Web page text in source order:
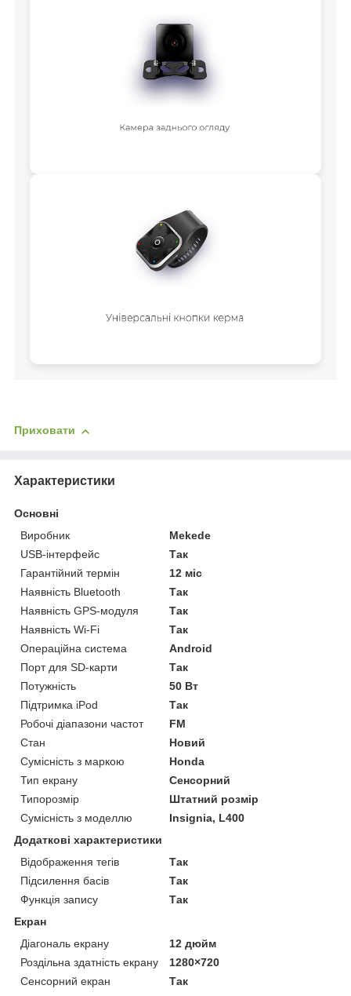
Приховати
Характеристики
Основні
Виробник
Mekede
USB-інтерфейс
Так
Гарантійний термін
12 міс
Наявність Bluetooth
Так
Наявність GPS-модуля
Так
Наявність Wi-Fi
Так
Операційна система
Android
Порт для SD-карти
Так
Потужність
50 Вт
Підтримка iPod
Так
Робочі діапазони частот
FM
Стан
Новий
Сумісність з маркою
Honda
Тип екрану
Сенсорний
Типорозмір
Штатний розмір
Сумісність з моделлю
Insignia, L400
Додаткові характеристики
Відображення тегів
Так
Підсилення басів
Так
Функція запису
Так
Екран
Діагональ екрану
12 дюйм
Роздільна здатність екрану
1280×720
Сенсорний екран
Так